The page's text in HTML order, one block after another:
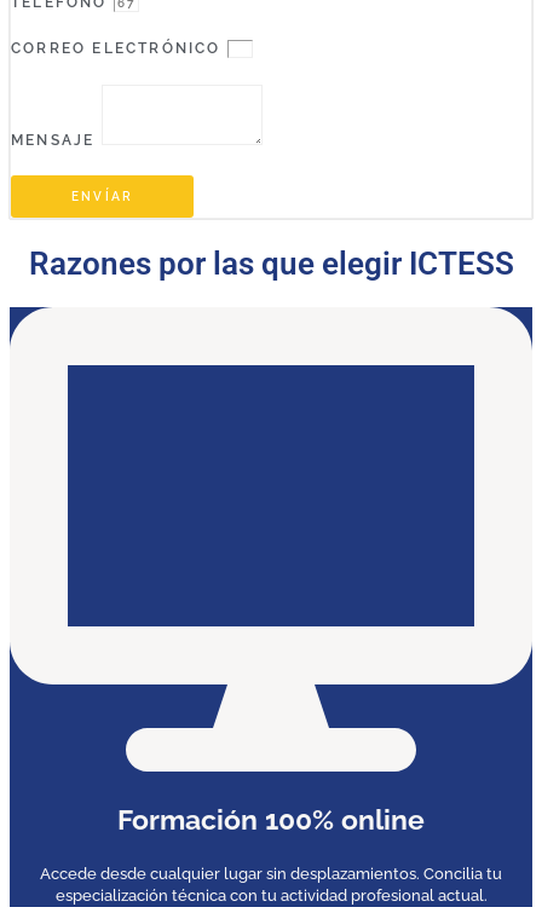
CORREO ELECTRÓNICO
MENSAJE
ENVÍAR
Razones por las que elegir ICTESS
Formación 100% online
Accede desde cualquier lugar sin desplazamientos. Concilia tu
especialización técnica con tu actividad profesional actual.